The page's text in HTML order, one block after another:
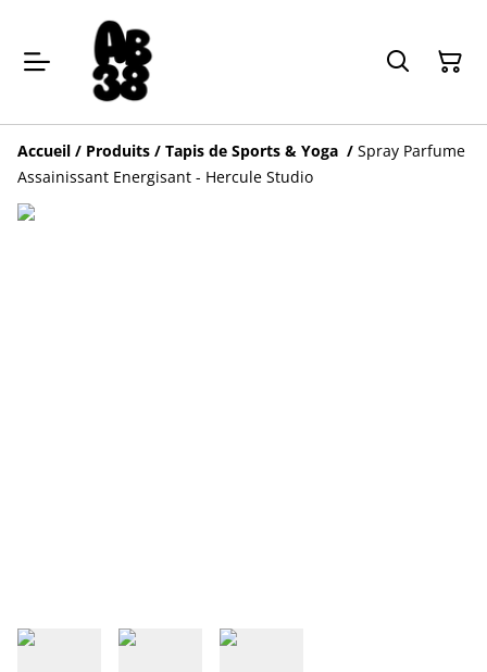
Accueil / Produits / Tapis de Sports & Yoga / Spray Parfume
Assainissant Energisant - Hercule Studio